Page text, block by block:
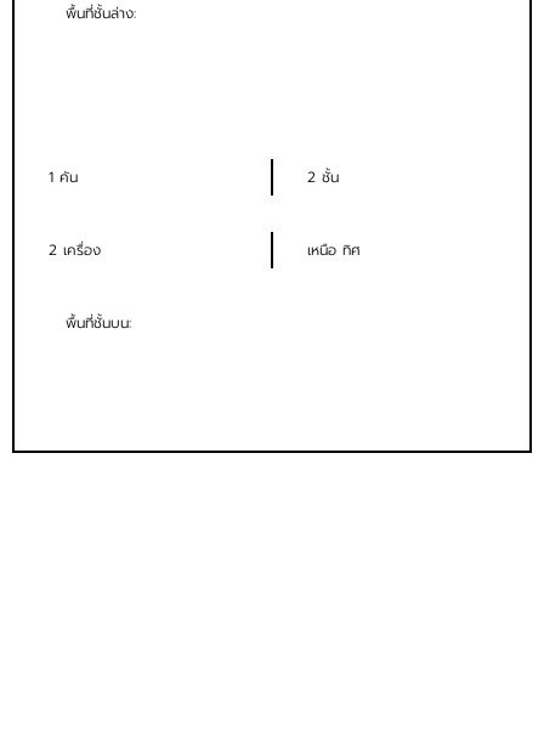
พื้นที่ชั้นล่าง:
1 คัน 2 ชั้น
2 เครื่อง เหนือ ทิศ
พื้นที่ชั้นบน: